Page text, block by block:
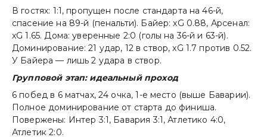
В гостях: 1:1, пропущен после стандарта на 46-й,
спасение на 89-й (пенальти). Байер: xG 0.88, Арсенал:
xG 1.65. Дома: уверенные 2:0 (голы на 36-й и 63-й).
Доминирование: 21 удар, 12 в створ, xG 1.7 против 0.52.
У Байера — лишь 2 удара в створ.
Групповой этап: идеальный проход
6 побед в 6 матчах, 24 очка, 1-е место (выше Баварии).
Полное доминирование от старта до финиша.
Повержены: Интер 3:1, Бавария 3:1, Атлетико 4:0,
Атлетик 2:0.